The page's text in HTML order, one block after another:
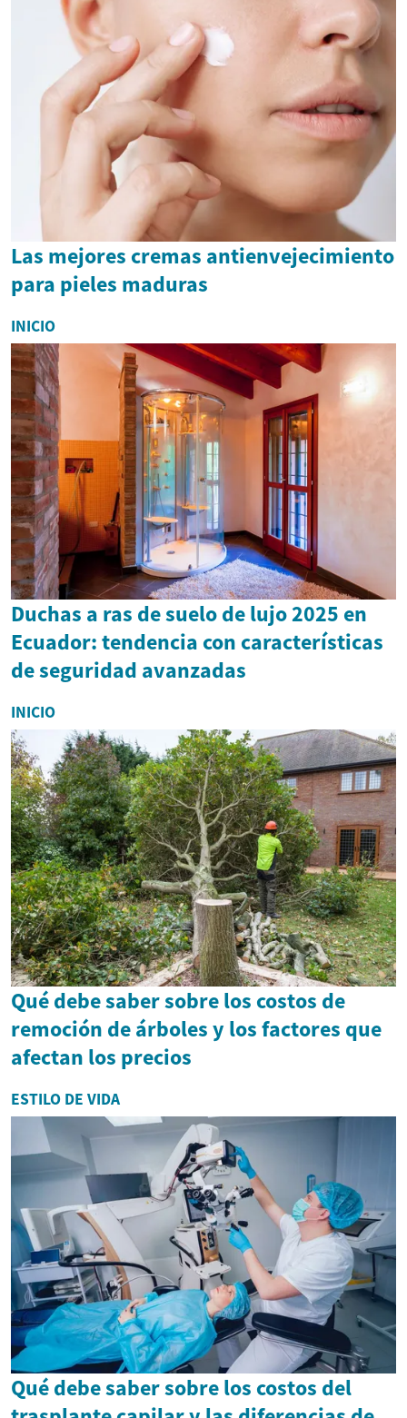
Las mejores cremas antienvejecimiento
para pieles maduras
INICIO
Duchas a ras de suelo de lujo 2025 en
Ecuador: tendencia con características
de seguridad avanzadas
INICIO
Qué debe saber sobre los costos de
remoción de árboles y los factores que
afectan los precios
ESTILO DE VIDA
Qué debe saber sobre los costos del